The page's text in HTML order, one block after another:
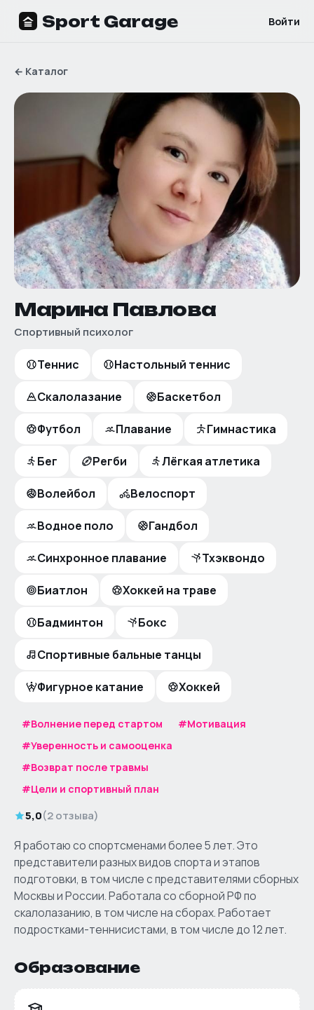
Sport Garage Войти
← Каталог
Марина Павлова
Спортивный психолог
Теннис Настольный теннис
Скалолазание Баскетбол
Футбол Плавание Гимнастика
Бег Регби Лёгкая атлетика
Волейбол Велоспорт
Водное поло Гандбол
Синхронное плавание Тхэквондо
Биатлон Хоккей на траве
Бадминтон Бокс
Спортивные бальные танцы
Фигурное катание Хоккей
#Волнение перед стартом
#Мотивация
#Уверенность и самооценка
#Возврат после травмы
#Цели и спортивный план
5,0(2 отзыва)
Я работаю со спортсменами более 5 лет. Это
представители разных видов спорта и этапов
подготовки, в том числе с представителями сборных
Москвы и России. Работала со сборной РФ по
скалолазанию, в том числе на сборах. Работает
подростками-теннисистами, в том числе до 12 лет.
Образование